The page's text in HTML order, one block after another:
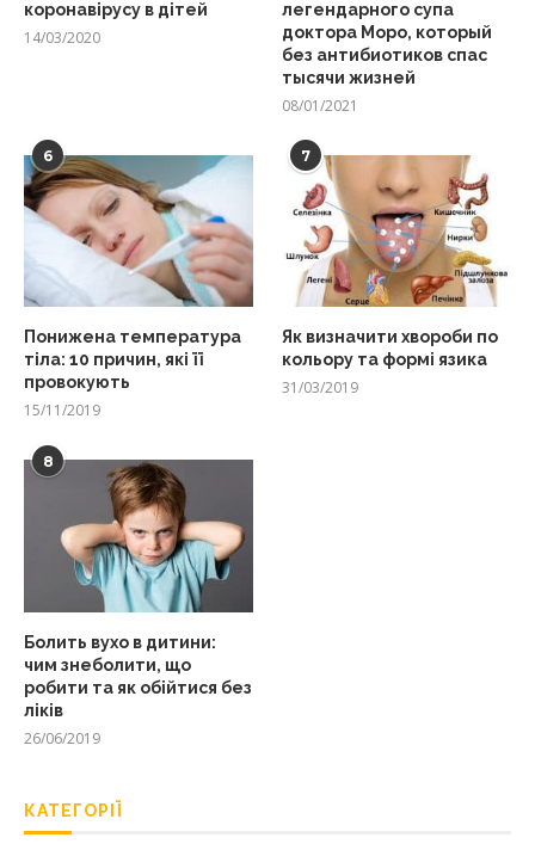
коронавірусу в дітей
14/03/2020
легендарного супа
доктора Моро, который
без антибиотиков спас
тысячи жизней
08/01/2021
6
Понижена температура
тіла: 10 причин, які її
провокують
15/11/2019
7
Як визначити хвороби по
кольору та формі язика
31/03/2019
8
Болить вухо в дитини:
чим знеболити, що
робити та як обійтися без
ліків
26/06/2019
КАТЕГОРІЇ